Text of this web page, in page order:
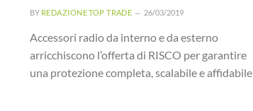
BY REDAZIONE TOP TRADE 26/03/2019
Accessori radio da interno e da esterno
arricchiscono l’offerta di RISCO per garantire
una protezione completa, scalabile e affidabile